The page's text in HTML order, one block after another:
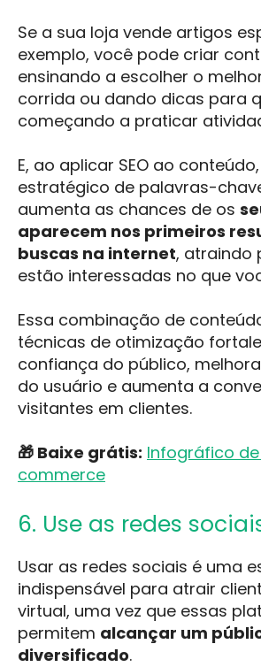
Se a sua loja vende artigos
exemplo, você pode criar
ensinando a escolher o
corrida ou dando dicas para
começando a praticar
E, ao aplicar SEO ao
estratégico de palavras-
aumenta as chances de os
aparecem nos primeiros
buscas na internet, atraindo
estão interessadas no que
Essa combinação de
técnicas de otimização
confiança do público,
do usuário e aumenta a
visitantes em clientes.
🎁 Baixe grátis: Infográfico de
commerce
6. Use as redes
Usar as redes sociais é uma
indispensável para atrair
virtual, uma vez que essas
permitem alcançar um
diversificado.